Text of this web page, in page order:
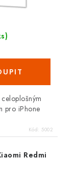
pro iPhone
Kód: 5002
Redmi